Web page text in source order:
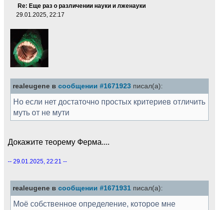
Re: Еще раз о различении науки и лженауки
29.01.2025, 22:17
realeugene в сообщении #1671923 писал(а):
Но если нет достаточно простых критериев отличить
муть от не мути
Докажите теорему Ферма....
-- 29.01.2025, 22:21 --
realeugene в сообщении #1671931 писал(а):
Моё собственное определение, которое мне